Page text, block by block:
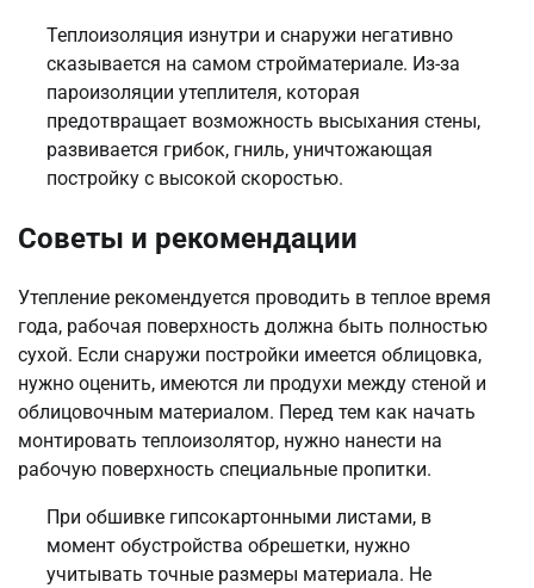
Теплоизоляция изнутри и снаружи негативно
сказывается на самом стройматериале. Из-за
пароизоляции утеплителя, которая
предотвращает возможность высыхания стены,
развивается грибок, гниль, уничтожающая
постройку с высокой скоростью.
Советы и рекомендации
Утепление рекомендуется проводить в теплое время
года, рабочая поверхность должна быть полностью
сухой. Если снаружи постройки имеется облицовка,
нужно оценить, имеются ли продухи между стеной и
облицовочным материалом. Перед тем как начать
монтировать теплоизолятор, нужно нанести на
рабочую поверхность специальные пропитки.
При обшивке гипсокартонными листами, в
момент обустройства обрешетки, нужно
учитывать точные размеры материала. Не